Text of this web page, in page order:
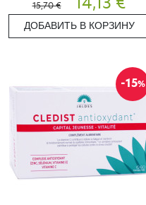
15,70 €
ДОБАВИТЬ В КОРЗИНУ
-15%